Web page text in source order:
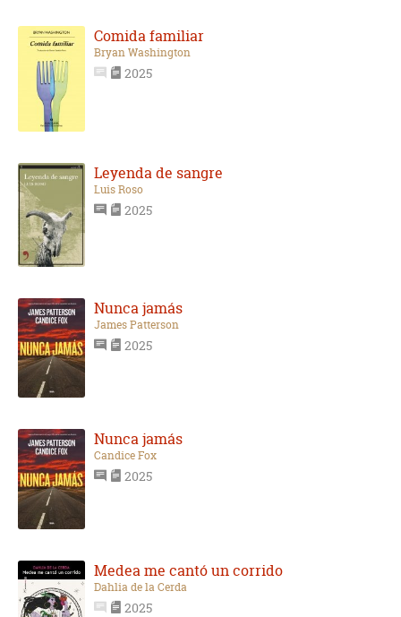
Comida familiar
Bryan Washington
2025
Leyenda de sangre
Luis Roso
2025
Nunca jamás
James Patterson
2025
Nunca jamás
Candice Fox
2025
Medea me cantó un corrido
Dahlia de la Cerda
2025